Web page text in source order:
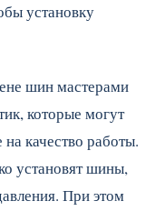
установку
шин мастерами
которые могут
качество работы.
установят шины,
При этом